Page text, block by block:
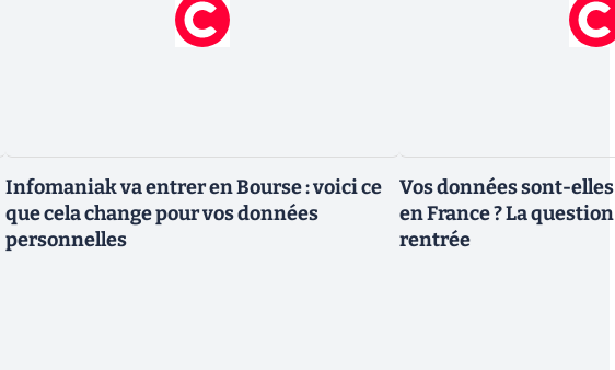
Infomaniak va entrer en Bourse : voici ce
que cela change pour vos données
personnelles
Vos données sont-
en France ? La
rentrée